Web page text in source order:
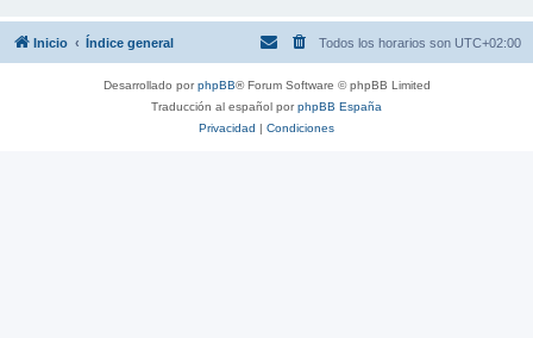
Inicio Índice general Todos los horarios son UTC+02:00
Desarrollado porphpBB® Forum Software © phpBB Limited
Traducción al español porphpBB España
Privacidad | Condiciones